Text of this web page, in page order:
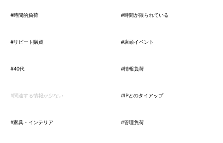
#時間的負荷 #時間が限られている
#リピート購買 #店頭イベント
#40代 #情報負荷
#関連する情報が少ない #IPとのタイアップ
#家具・インテリア #管理負荷